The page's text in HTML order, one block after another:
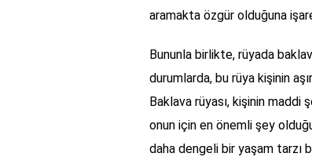
aramakta özgür olduğuna
Bununla birlikte, rüyada
durumlarda, bu rüya kişinin
Baklava rüyası, kişinin maddi
onun için en önemli şey
daha dengeli bir yaşam tarzı